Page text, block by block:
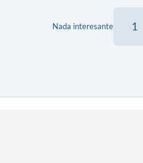
Nada interesante 1